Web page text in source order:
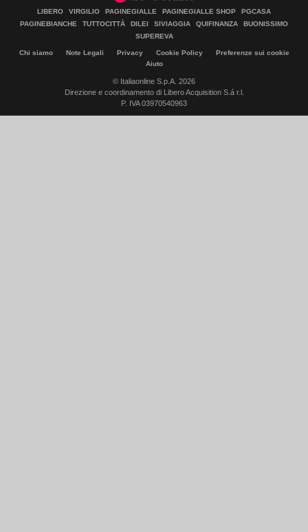
LIBERO VIRGILIO PAGINEGIALLE PAGINEGIALLE SHOP
PGCASA
PAGINEBIANCHE
TUTTOCITTÀ DILEI SIVIAGGIA QUIFINANZA
BUONISSIMO
SUPEREVA
Chi siamo Note Legali Privacy Cookie Policy
Preferenze sui cookie
Aiuto
© Italiaonline S.p.A. 2026
Direzione e coordinamento di Libero Acquisition S.á r.l.
P. IVA 03970540963